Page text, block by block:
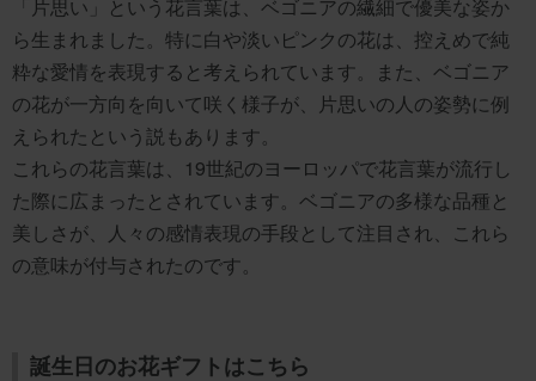
「片思い」という花言葉は、ベゴニアの繊細で優美な姿か
ら生まれました。特に白や淡いピンクの花は、控えめで純
粋な愛情を表現すると考えられています。また、ベゴニア
の花が一方向を向いて咲く様子が、片思いの人の姿勢に例
えられたという説もあります。
これらの花言葉は、19世紀のヨーロッパで花言葉が流行し
た際に広まったとされています。ベゴニアの多様な品種と
美しさが、人々の感情表現の手段として注目され、これら
の意味が付与されたのです。
誕生日のお花ギフトはこちら